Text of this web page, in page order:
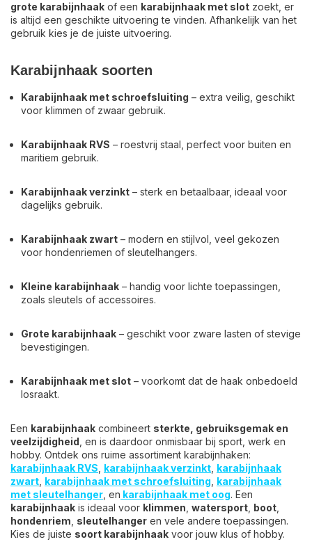
grote karabijnhaak of een karabijnhaak met slot zoekt, er
is altijd een geschikte uitvoering te vinden. Afhankelijk van het
gebruik kies je de juiste uitvoering.
Karabijnhaak soorten
Karabijnhaak met schroefsluiting – extra veilig, geschikt
voor klimmen of zwaar gebruik.
Karabijnhaak RVS – roestvrij staal, perfect voor buiten en
maritiem gebruik.
Karabijnhaak verzinkt – sterk en betaalbaar, ideaal voor
dagelijks gebruik.
Karabijnhaak zwart – modern en stijlvol, veel gekozen
voor hondenriemen of sleutelhangers.
Kleine karabijnhaak – handig voor lichte toepassingen,
zoals sleutels of accessoires.
Grote karabijnhaak – geschikt voor zware lasten of stevige
bevestigingen.
Karabijnhaak met slot – voorkomt dat de haak onbedoeld
losraakt.
Een karabijnhaak combineert sterkte, gebruiksgemak en
veelzijdigheid , en is daardoor onmisbaar bij sport, werk en
hobby. Ontdek ons ruime assortiment karabijnhaken:
karabijnhaak RVS karabijnhaak verzinkt karabijnhaak
zwart karabijnhaak met schroefsluiting karabijnhaak
met sleutelhanger , en karabijnhaak met oog. Een
karabijnhaak is ideaal voor klimmen watersport boot
hondenriem sleutelhanger en vele andere toepassingen.
Kies de juiste soort karabijnhaak voor jouw klus of hobby.